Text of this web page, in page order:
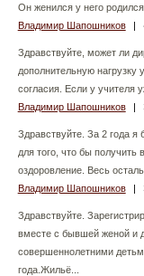
Он женился у него родился
Владимир Шапошников
|
Здравствуйте, может ли
дополнительную нагрузку
согласия. Если у учителя
Владимир Шапошников
|
Здравствуйте. За 2 года я
для того, что бы получить
оздоровление. Весь
Владимир Шапошников
|
Здравствуйте.
вместе с бывшей женой и
совершеннолетними
года.Жильё...